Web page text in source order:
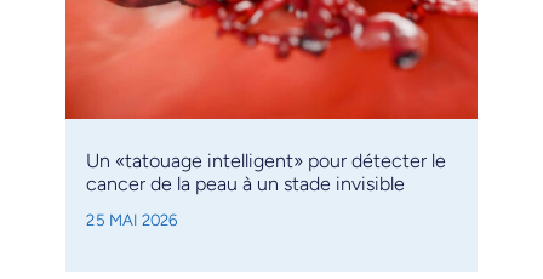
Un «tatouage intelligent» pour détecter le
cancer de la peau à un stade invisible
25 MAI 2026